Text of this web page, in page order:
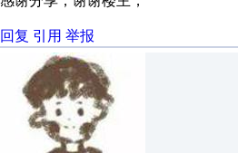
回复 引用 举报